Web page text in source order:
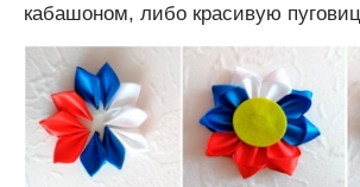
кабашоном, либо красивую